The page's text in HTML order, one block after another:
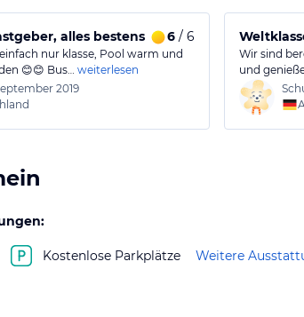
alles bestens 😊😊😊
6 / 6
nur klasse, Pool warm und
😊😊 Bus… weiterlesen
2019
Wir sind
und
Kostenlose Parkplätze Weitere